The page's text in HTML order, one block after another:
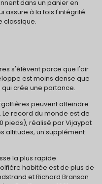
dans un panier en
assure à la fois l'intégrité
classique.
s'élèvent parce que l'air
est moins dense que
qui crée une portance.
peuvent atteindre
record du monde est de
pieds), réalisé par Vijaypat
altitudes, un supplément
la plus rapide
habitée est de plus de
et Richard Branson